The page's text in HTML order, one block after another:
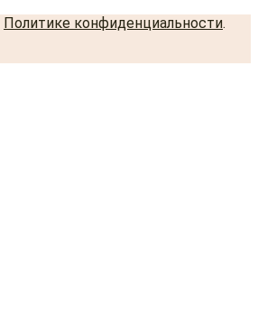
Политике конфиденциальности.